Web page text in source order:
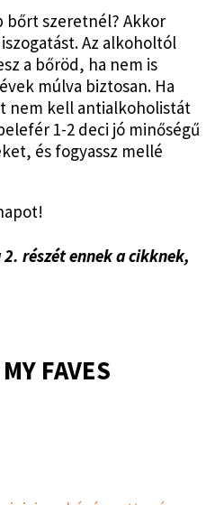
bőrt szeretnél? Akkor
Az alkoholtól
a bőröd, ha nem is
múlva biztosan. Ha
nem kell antialkoholistát
1-2 deci jó minőségű
és fogyassz mellé
részét ennek a cikknek,
FAVES